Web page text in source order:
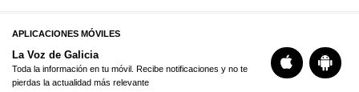
APLICACIONES MÓVILES
La Voz de Galicia
Toda la información en tu móvil. Recibe notificaciones y no te
pierdas la actualidad más relevante